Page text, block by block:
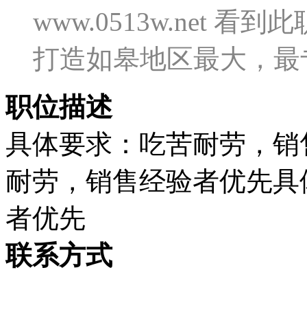
www.0513w.net 看到
打造如皋地区最大，
职位描述
具体要求：吃苦耐劳，
耐劳，销售经验者优先
者优先
联系方式